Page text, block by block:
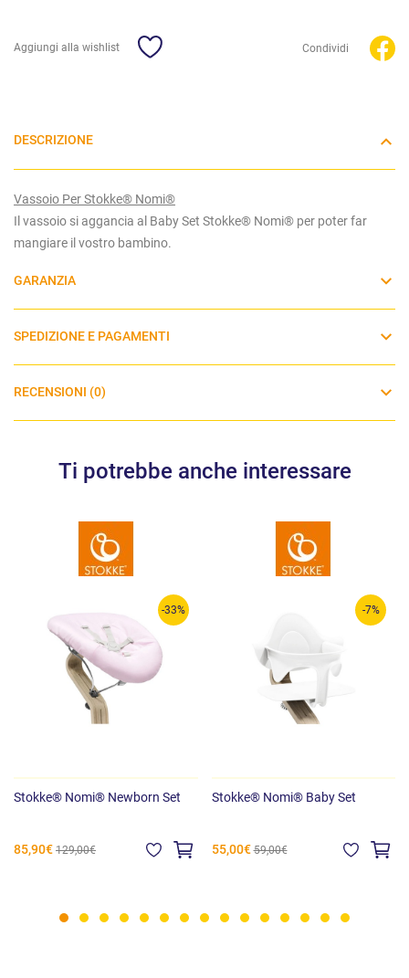
Aggiungi alla wishlist Condividi
DESCRIZIONE
Vassoio Per Stokke® Nomi®
Il vassoio si aggancia al Baby Set Stokke® Nomi® per poter far
mangiare il vostro bambino.
GARANZIA
SPEDIZIONE E PAGAMENTI
RECENSIONI (0)
Ti potrebbe anche interessare
-33%
Stokke® Nomi® Newborn Set
85,90€ 129,00€
-7%
Stokke® Nomi® Baby Set
55,00€ 59,00€